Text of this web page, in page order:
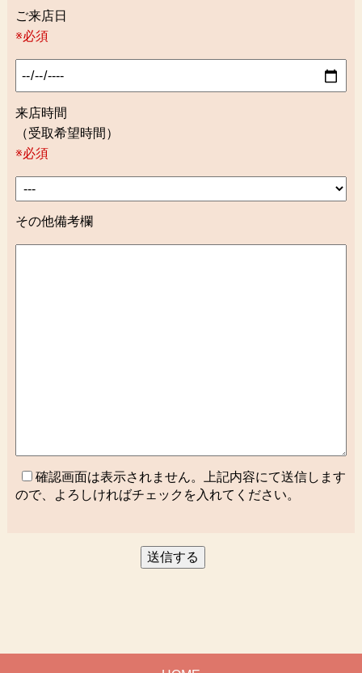
ご来店日
※必須
来店時間
（受取希望時間）
※必須
その他備考欄
確認画面は表示されません。上記内容にて送信します
ので、よろしければチェックを入れてください。